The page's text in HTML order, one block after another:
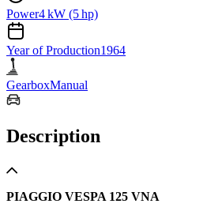
Power4 kW (5 hp)
Year of Production1964
GearboxManual
Description
PIAGGIO VESPA 125 VNA